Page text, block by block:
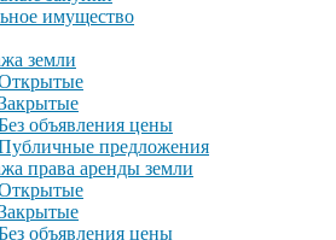
имущество
земли
объявления цены
предложения
права аренды земли
объявления цены